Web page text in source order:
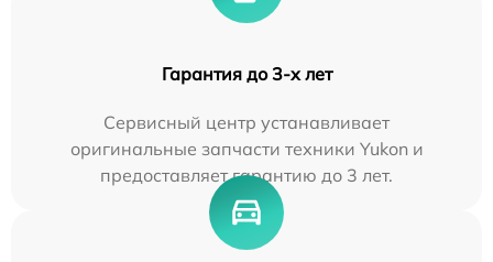
Гарантия до 3-х лет
Сервисный центр устанавливает
оригинальные запчасти техники Yukon и
предоставляет гарантию до 3 лет.